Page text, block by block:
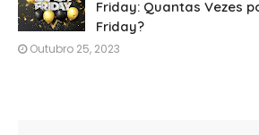
Friday: Quantas Vezes
Friday?
Outubro 25, 2023